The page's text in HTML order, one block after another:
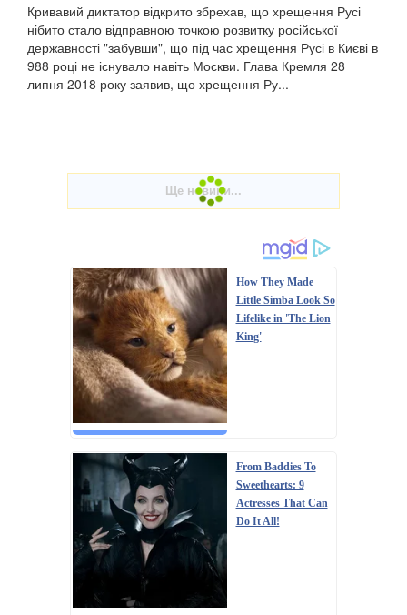
Кривавий диктатор відкрито збрехав, що хрещення Русі
нібито стало відправною точкою розвитку російської
державності "забувши", що під час хрещення Русі в Києві в
988 році не існувало навіть Москви. Глава Кремля 28
липня 2018 року заявив, що хрещення Ру...
How They Made
Little Simba Look So
Lifelike in 'The Lion
King'
From Baddies To
Sweethearts: 9
Actresses That Can
Do It All!